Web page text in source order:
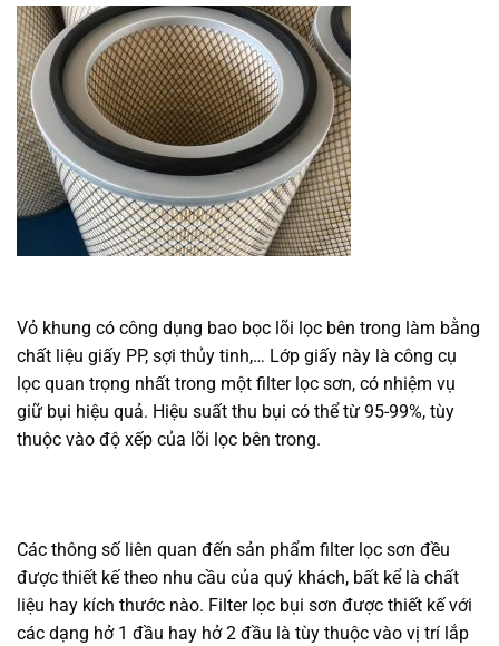
Vỏ khung có công dụng bao bọc lõi lọc bên trong làm bằng
chất liệu giấy PP, sợi thủy tinh,… Lớp giấy này là công cụ
lọc quan trọng nhất trong một filter lọc sơn, có nhiệm vụ
giữ bụi hiệu quả. Hiệu suất thu bụi có thể từ 95-99%, tùy
thuộc vào độ xếp của lõi lọc bên trong.
Các thông số liên quan đến sản phẩm filter lọc sơn đều
được thiết kế theo nhu cầu của quý khách, bất kể là chất
liệu hay kích thước nào. Filter lọc bụi sơn được thiết kế với
các dạng hở 1 đầu hay hở 2 đầu là tùy thuộc vào vị trí lắp